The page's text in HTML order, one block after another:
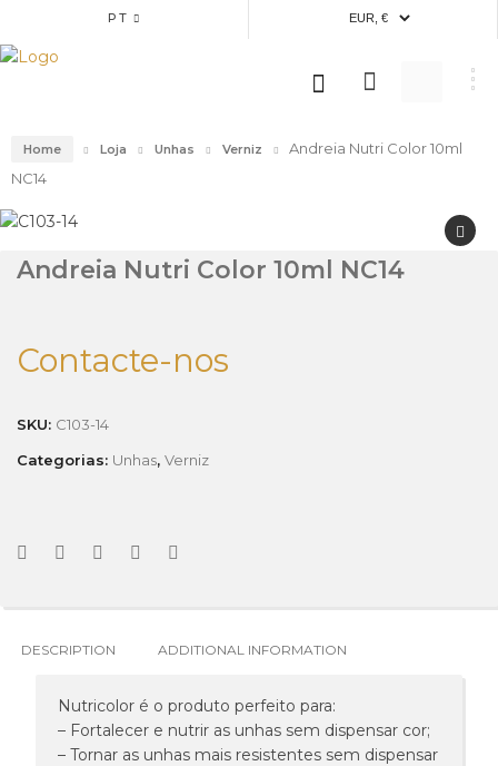
PT
Home Loja Unhas Verniz
Andreia Nutri Color 10ml
NC14
Andreia Nutri Color 10ml NC14
Contacte-nos
SKU: C103-14
Categorias: Unhas, Verniz
DESCRIPTION ADDITIONAL INFORMATION
Nutricolor é o produto perfeito para:
– Fortalecer e nutrir as unhas sem dispensar cor;
– Tornar as unhas mais resistentes sem dispensar